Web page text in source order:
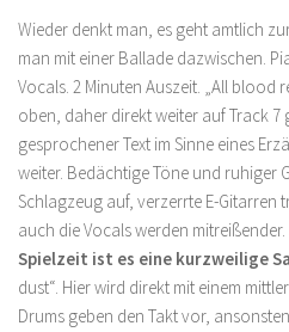
Wieder denkt man, es geht amtlich
man mit einer Ballade dazwischen.
Vocals. 2 Minuten Auszeit. „All blood
oben, daher direkt weiter auf Track 7
gesprochener Text im Sinne eines
weiter. Bedächtige Töne und ruhiger
Schlagzeug auf, verzerrte E-Gitarren
auch die Vocals werden mitreißender.
Spielzeit ist es eine kurzweilige
dust“. Hier wird direkt mit einem
Drums geben den Takt vor,